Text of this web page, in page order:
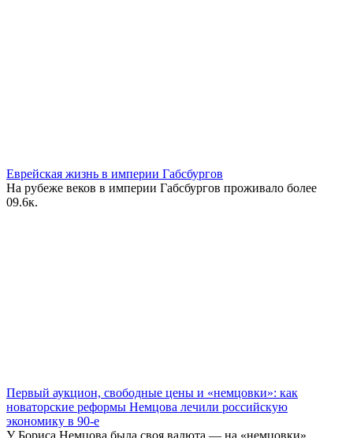
Еврейская жизнь в империи Габсбургов
На рубеже веков в империи Габсбургов проживало более
09.6к.
Первый аукцион, свободные цены и «‎немцовки»‎: как
новаторские реформы Немцова лечили российскую
экономику в 90-е
У Бориса Немцова была своя валюта — на «немцовки»